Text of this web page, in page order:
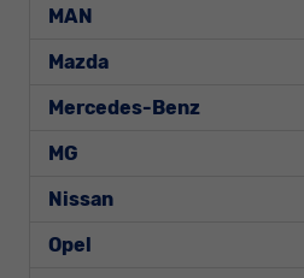
MAN
Mazda
Mercedes-Benz
MG
Nissan
Opel